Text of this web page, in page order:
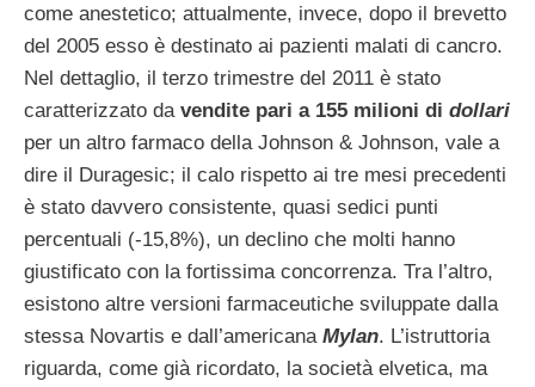
come anestetico; attualmente, invece, dopo il brevetto
del 2005 esso è destinato ai pazienti malati di cancro.
Nel dettaglio, il terzo trimestre del 2011 è stato
caratterizzato da vendite pari a 155 milioni di dollari
per un altro farmaco della Johnson & Johnson, vale a
dire il Duragesic; il calo rispetto ai tre mesi precedenti
è stato davvero consistente, quasi sedici punti
percentuali (-15,8%), un declino che molti hanno
giustificato con la fortissima concorrenza. Tra l’altro,
esistono altre versioni farmaceutiche sviluppate dalla
stessa Novartis e dall’americana Mylan. L’istruttoria
riguarda, come già ricordato, la società elvetica, ma